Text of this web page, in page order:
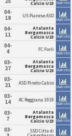
Calcio U23 Statistici
04-
18
US Pianese ASD
Statistici
04-
11
Atalanta
Bergamasca
Calcio U23 Statistici
04-
4
FC Forli
Statistici
03-
27
Atalanta
Bergamasca
Calcio U23 Statistici
03-
21
ASD Pineto Calcio
Statistici
03-
14
AC Reggiana 1919
Statistici
03-
7
Atalanta
Bergamasca
Calcio U23 Statistici
03-
SSD Citta di